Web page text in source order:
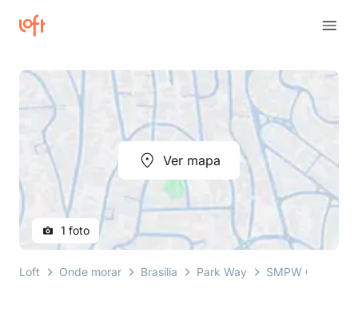
Ver mapa
1 foto
Loft Onde morar Brasília Park Way SMPW Quadra